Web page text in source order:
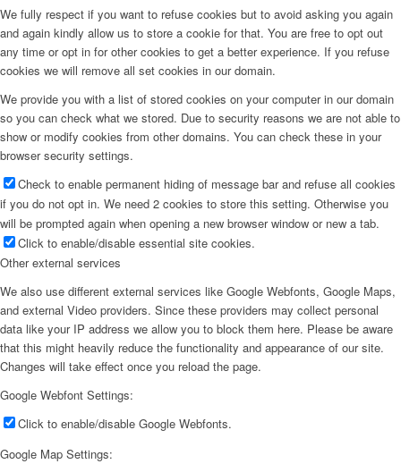
We fully respect if you want to refuse cookies but to avoid asking you again
and again kindly allow us to store a cookie for that. You are free to opt out
any time or opt in for other cookies to get a better experience. If you refuse
cookies we will remove all set cookies in our domain.
We provide you with a list of stored cookies on your computer in our domain
so you can check what we stored. Due to security reasons we are not able to
show or modify cookies from other domains. You can check these in your
browser security settings.
Check to enable permanent hiding of message bar and refuse all cookies
if you do not opt in. We need 2 cookies to store this setting. Otherwise you
will be prompted again when opening a new browser window or new a tab.
Click to enable/disable essential site cookies.
Other external services
We also use different external services like Google Webfonts, Google Maps,
and external Video providers. Since these providers may collect personal
data like your IP address we allow you to block them here. Please be aware
that this might heavily reduce the functionality and appearance of our site.
Changes will take effect once you reload the page.
Google Webfont Settings:
Click to enable/disable Google Webfonts.
Google Map Settings: